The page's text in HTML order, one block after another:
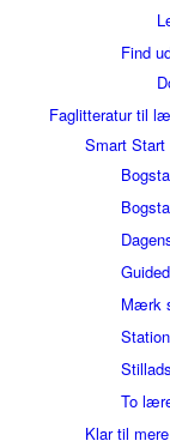
Find
Faglitteratur til
Smart Start
Mærk
To
Klar til mere